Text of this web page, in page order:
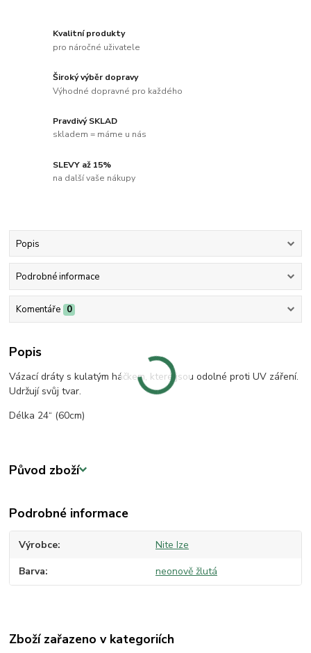
Kvalitní produkty
pro náročné uživatele
Široký výběr dopravy
Výhodné dopravné pro každého
Pravdivý SKLAD
skladem = máme u nás
SLEVY až 15%
na další vaše nákupy
Popis
Podrobné informace
Komentáře 0
Popis
Vázací dráty s kulatým háčkem, které jsou odolné proti UV záření.
Udržují svůj tvar.
Délka 24“ (60cm)
Původ zboží
Podrobné informace
Výrobce Nite Ize
Barva neonově žlutá
Zboží zařazeno v kategoriích